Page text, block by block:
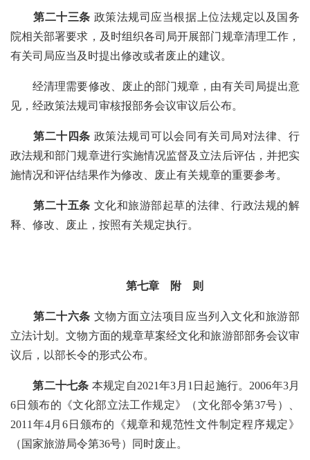
第二十三条 政策法规司应当根据上位法规定以及国务
院相关部署要求，及时组织各司局开展部门规章清理工作，
有关司局应当及时提出修改或者废止的建议。
经清理需要修改、废止的部门规章，由有关司局提出意
见，经政策法规司审核报部务会议审议后公布。
第二十四条 政策法规司可以会同有关司局对法律、行
政法规和部门规章进行实施情况监督及立法后评估，并把实
施情况和评估结果作为修改、废止有关规章的重要参考。
第二十五条 文化和旅游部起草的法律、行政法规的解
释、修改、废止，按照有关规定执行。
第七章 附 则
第二十六条 文物方面立法项目应当列入文化和旅游部
立法计划。文物方面的规章草案经文化和旅游部部务会议审
议后，以部长令的形式公布。
第二十七条 本规定自2021年3月1日起施行。2006年3月
6日颁布的《文化部立法工作规定》（文化部令第37号）、
2011年4月6日颁布的《规章和规范性文件制定程序规定》
（国家旅游局令第36号）同时废止。